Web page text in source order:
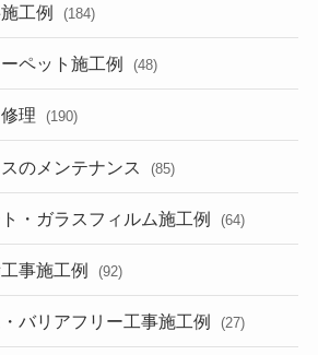
工例 (184)
ペット施工例 (48)
理 (190)
のメンテナンス (85)
・ガラスフィルム施工例 (64)
事施工例 (92)
バリアフリー工事施工例 (27)